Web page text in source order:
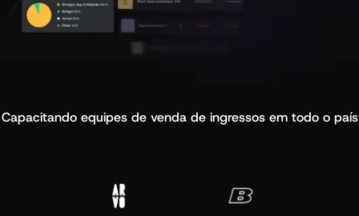
Capacitando equipes de venda de ingressos em todo o país